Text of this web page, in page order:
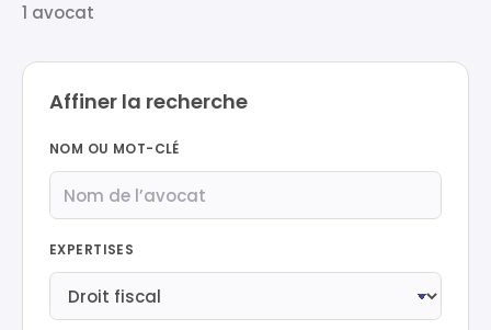
1 avocat
Affiner la recherche
NOM OU MOT-CLÉ
EXPERTISES